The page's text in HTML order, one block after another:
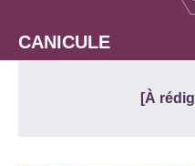
CANICULE
[À